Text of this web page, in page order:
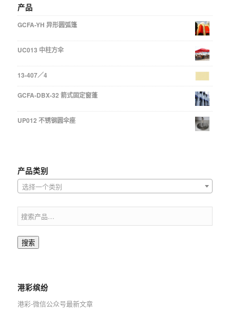
产品
GCFA-YH 异形圆弧篷
UC013 中柱方伞
13-407／4
GCFA-DBX-32 箭式固定窗蓬
UP012 不锈钢圆伞座
产品类别
选择一个类别
搜索
港彩缤纷
港彩-微信公众号最新文章